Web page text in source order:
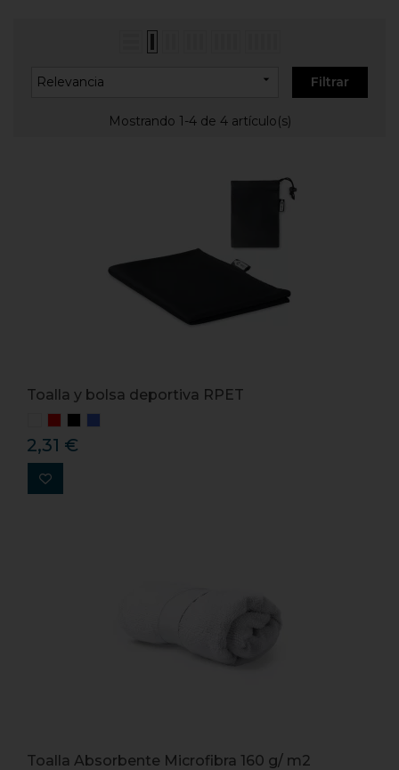
Relevancia  Filtrar
Mostrando 1-4 de 4 artículo(s)
Toalla y bolsa deportiva RPET
2,31 €
Toalla Absorbente Microfibra 160 g/ m2